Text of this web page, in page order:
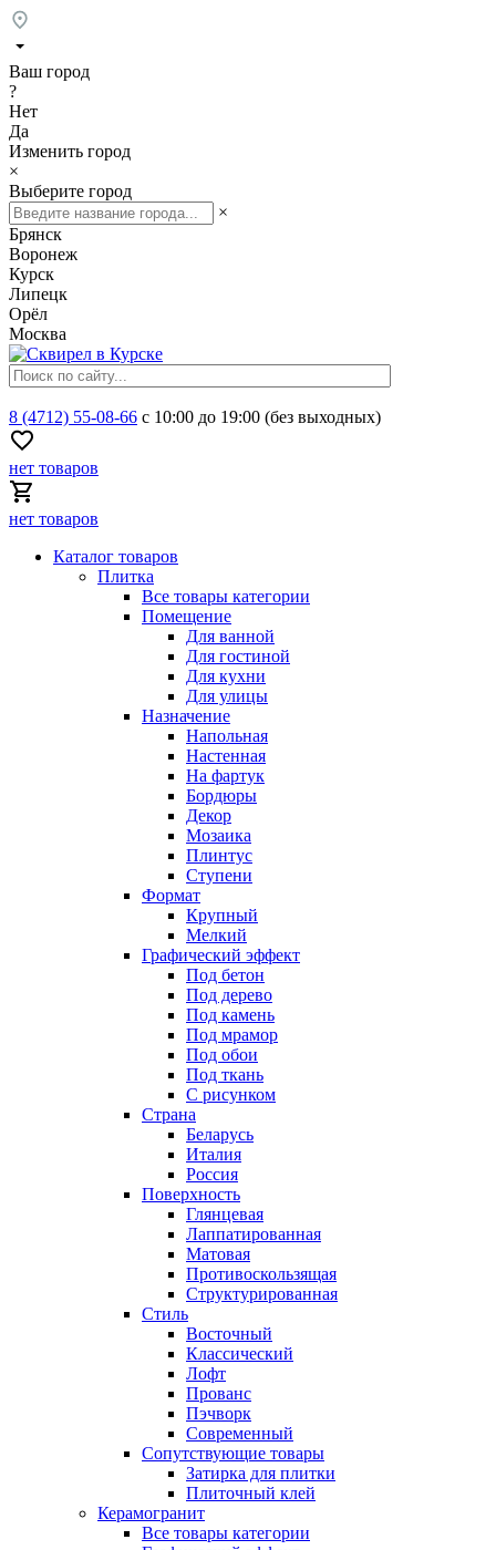
Ваш город
?
Нет
Да
Изменить город
×
Выберите город
×
Брянск
Воронеж
Курск
Липецк
Орёл
Москва
8 (4712) 55-08-66 с 10:00 до 19:00 (без выходных)
нет товаров
нет товаров
Каталог товаров
Плитка
Все товары категории
Помещение
Для ванной
Для гостиной
Для кухни
Для улицы
Назначение
Напольная
Настенная
На фартук
Бордюры
Декор
Мозаика
Плинтус
Ступени
Формат
Крупный
Мелкий
Графический эффект
Под бетон
Под дерево
Под камень
Под мрамор
Под обои
Под ткань
С рисунком
Страна
Беларусь
Италия
Россия
Поверхность
Глянцевая
Лаппатированная
Матовая
Противоскользящая
Структурированная
Стиль
Восточный
Классический
Лофт
Прованс
Пэчворк
Современный
Сопутствующие товары
Затирка для плитки
Плиточный клей
Керамогранит
Все товары категории